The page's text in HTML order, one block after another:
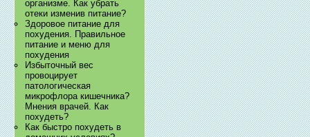
организме. Как убрать
отеки изменив питание?
Здоровое питание для
похудения. Правильное
питание и меню для
похудения
Избыточный вес
провоцирует
патологическая
микрофлора кишечника?
Мнения врачей. Как
похудеть?
Как быстро похудеть в